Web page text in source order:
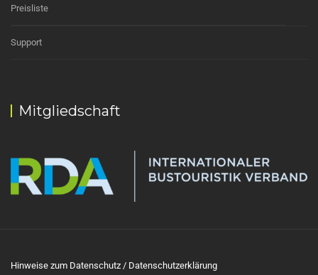
Preisliste
Support
Mitgliedschaft
Hinweise zum Datenschutz / Datenschutzerklärung